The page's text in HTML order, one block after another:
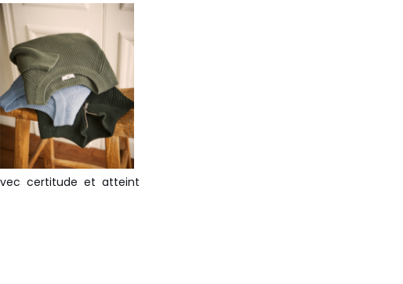
certitude et atteint